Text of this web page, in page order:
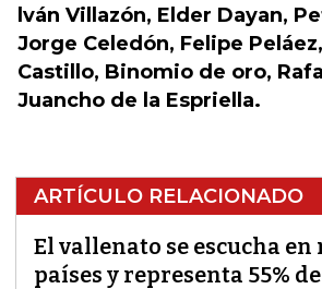
lván Villazón, Elder Dayan,
Jorge Celedón, Felipe
Castillo, Binomio de oro,
Juancho de la Espriella.
ARTÍCULO RELACIONADO
El vallenato se escucha en
países y representa 55%